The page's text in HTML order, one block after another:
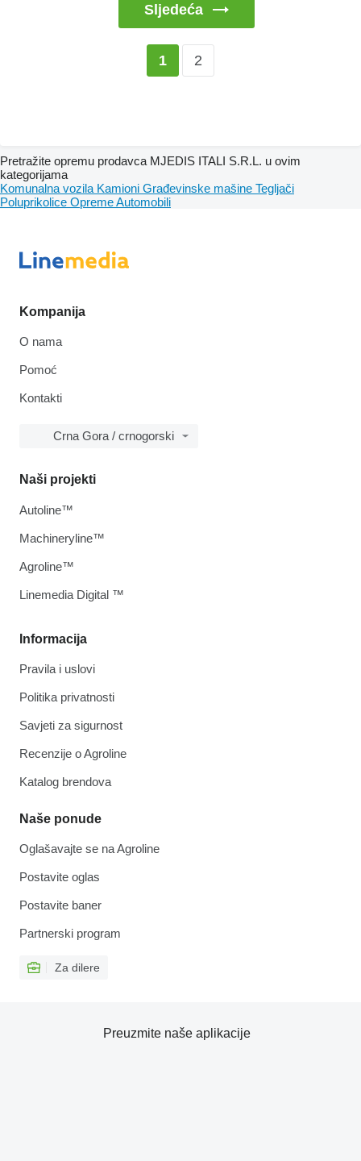
Sljedeća
1 2
Pretražite opremu prodavca MJEDIS ITALI S.R.L. u ovim
kategorijama
Komunalna vozila Kamioni Građevinske mašine Tegljači
Poluprikolice OpremeAutomobili
Kompanija
O nama
Pomoć
Kontakti
Crna Gora / crnogorski
Informacija
Pravila i uslovi
Politika privatnosti
Savjeti za sigurnost
Recenzije o Agroline
Katalog brendova
Naše ponude
Oglašavajte se na Agroline
Postavite oglas
Postavite baner
Partnerski program
Za dilere
Naši projekti
Autoline™
Machineryline™
Agroline™
Linemedia Digital ™
Preuzmite naše aplikacije